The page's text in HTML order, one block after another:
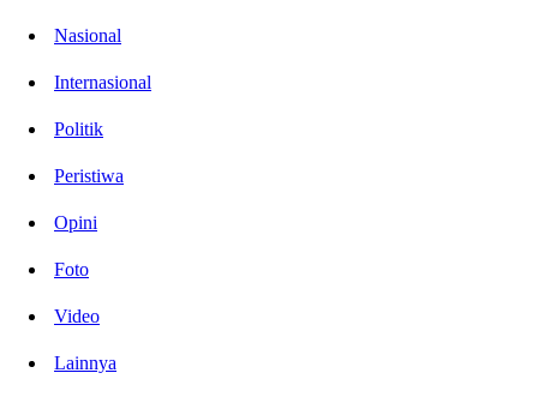
Nasional
Internasional
Politik
Peristiwa
Opini
Foto
Video
Lainnya